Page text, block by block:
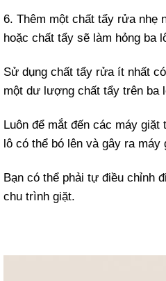
6. Thêm một chất tẩy rửa nhẹ
hoặc chất tẩy sẽ làm hỏng ba
Sử dụng chất tẩy rửa ít nhất
một dư lượng chất tẩy trên ba
Luôn để mắt đến các máy
lô có thể bó lên và gây ra máy
Bạn có thể phải tự điều chỉnh
chu trình giặt.